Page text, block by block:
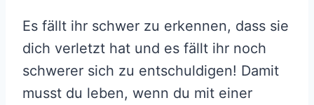
Es fällt ihr schwer zu erkennen, dass sie
dich verletzt hat und es fällt ihr noch
schwerer sich zu entschuldigen! Damit
musst du leben, wenn du mit einer